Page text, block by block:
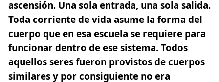
ascensión. Una sola entrada, una sola salida.
Toda corriente de vida asume la forma del
cuerpo que en esa escuela se requiere para
funcionar dentro de ese sistema. Todos
aquellos seres fueron provistos de cuerpos
similares y por consiguiente no era